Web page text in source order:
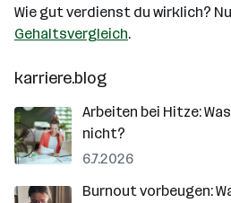
Wie gut verdienst du wirklich?
Gehaltsvergleich.
karriere.blog
Arbeiten bei Hitze:
nicht?
6.7.2026
Burnout vorbeugen: